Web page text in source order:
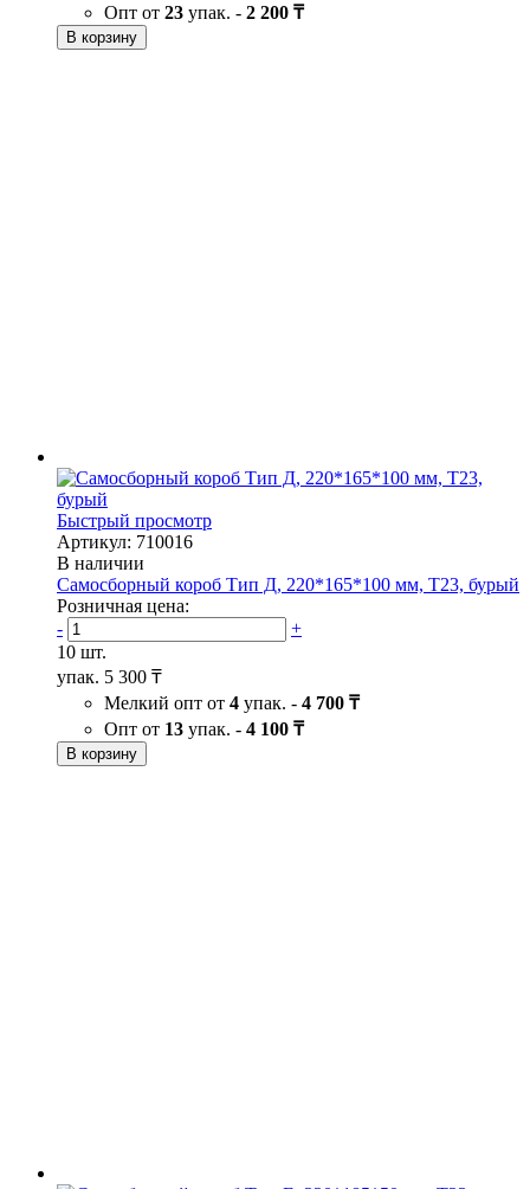
Опт от 23 упак. - 2 200 ₸
В корзину
Быстрый просмотр
Артикул: 710016
В наличии
Самосборный короб Тип Д, 220*165*100 мм, Т23, бурый
Розничная цена:
-
+
10 шт.
упак. 5 300 ₸
Мелкий опт от 4 упак. - 4 700 ₸
Опт от 13 упак. - 4 100 ₸
В корзину